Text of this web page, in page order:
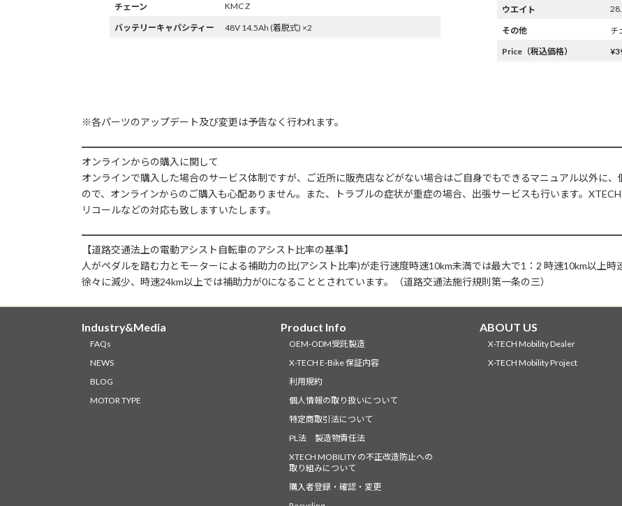
チェーン KMC Z
バッテリーキャパシティー 48V 14.5Ah (着脱式) ×2
ウエイト
その他
チ
Price（税込価格）
※各パーツのアップデート及び変更は予告なく行われます。
オンラインからの購入に関して
オンラインで購入した場合のサービス体制ですが、ご近所に販売店などがない場合はご自身でもできるマニュアル以外に
ので、オンラインからのご購入も心配ありません。また、トラブルの症状が重症の場合、出張サービスも行います。
リコールなどの対応も致しますいたします。
【道路交通法上の電動アシスト自転車のアシスト比率の基準】
人がペダルを踏む力とモーターによる補助力の比(アシスト比率)が走行速度時速10km未満では最大で1：2 時速10km以上
徐々に減少、時速24km以上では補助力が0になることとされています。（道路交通法施行規則第一条の三）
Industry&Media
FAQs
NEWS
BLOG
MOTOR TYPE
Product Info
OEM-ODM受託製造
X-TECH E-Bike 保証内容
利用規約
個人情報の取り扱いについて
特定商取引法について
PL法 製造物責任法
XTECH MOBILITY の不正改造防止への
取り組みについて
購入者登録・確認・変更
ABOUT US
X-TECH Mobility Dealer
X-TECH Mobility Project